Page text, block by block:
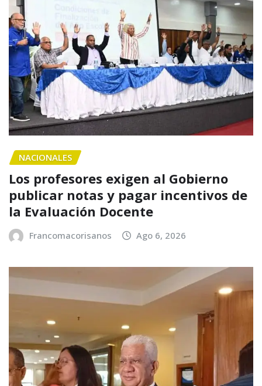
NACIONALES
Los profesores exigen al Gobierno
publicar notas y pagar incentivos de
la Evaluación Docente
Francomacorisanos Ago 6, 2026